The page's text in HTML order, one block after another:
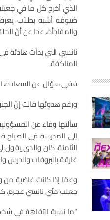
الذي أخرج كل ما في
ضيوفه أشبه بطلاّب
والمفاجأة، عدا عن أنّ
نانسي التي بدأت هادئة
المناكفة.
ففي سؤال عن السعادة،
ورغم هدوئها قالت إنّ
سألتها وفاء عن
إلى المدرسة في
الثامنة، كان والدي
غارقة بالبروفات والدرس
وعمّا إذا كانت غاضبة من
جعلت منّي نانسي عجرم،
“ما نسبة التفاهة في